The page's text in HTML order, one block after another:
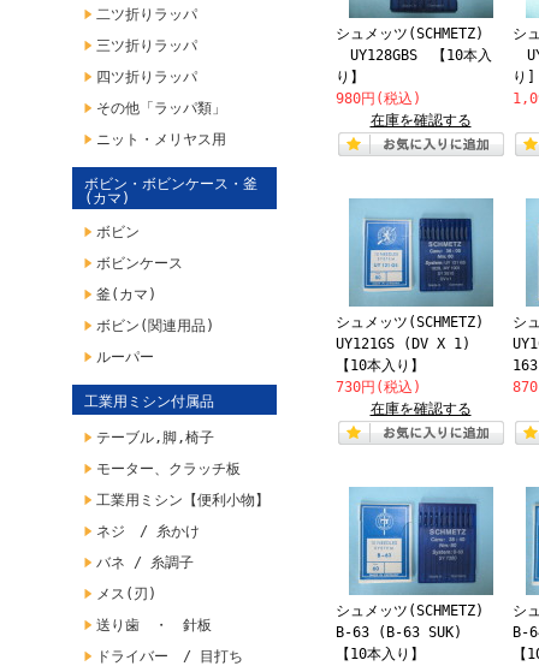
二ツ折りラッパ
三ツ折りラッパ
四ツ折りラッパ
その他「ラッパ類」
ニット・メリヤス用
ボビン・ボビンケース・釜
(カマ)
ボビン
ボビンケース
釜(カマ)
ボビン(関連用品)
ルーパー
工業用ミシン付属品
テーブル,脚,椅子
モーター、クラッチ板
工業用ミシン【便利小物】
ネジ / 糸かけ
バネ / 糸調子
メス(刃)
送り歯 ・ 針板
ドライバー / 目打ち
シュメッツ(SCHMETZ)
UY128GBS 【10本入
り】
980円(税込)
在庫を確認する
シ
シュメッツ(SCHMETZ)
UY121GS (DV X 1)
【10本入り】
730円(税込)
在庫を確認する
シ
シュメッツ(SCHMETZ)
B-63 (B-63 SUK)
【10本入り】
シ
B-
【